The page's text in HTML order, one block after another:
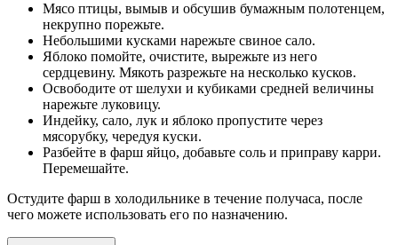
Мясо птицы, вымыв и обсушив бумажным полотенцем,
некрупно порежьте.
Небольшими кусками нарежьте свиное сало.
Яблоко помойте, очистите, вырежьте из него
сердцевину. Мякоть разрежьте на несколько кусков.
Освободите от шелухи и кубиками средней величины
нарежьте луковицу.
Индейку, сало, лук и яблоко пропустите через
мясорубку, чередуя куски.
Разбейте в фарш яйцо, добавьте соль и приправу карри.
Перемешайте.
Остудите фарш в холодильнике в течение получаса, после
чего можете использовать его по назначению.